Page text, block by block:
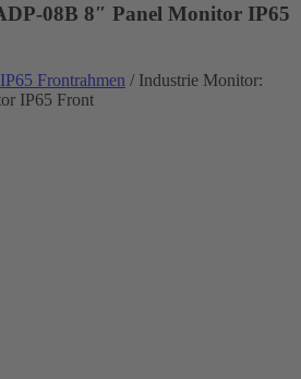
08B 8″ Panel Monitor IP65
IP65 Frontrahmen / Industrie Monitor:
IP65 Front